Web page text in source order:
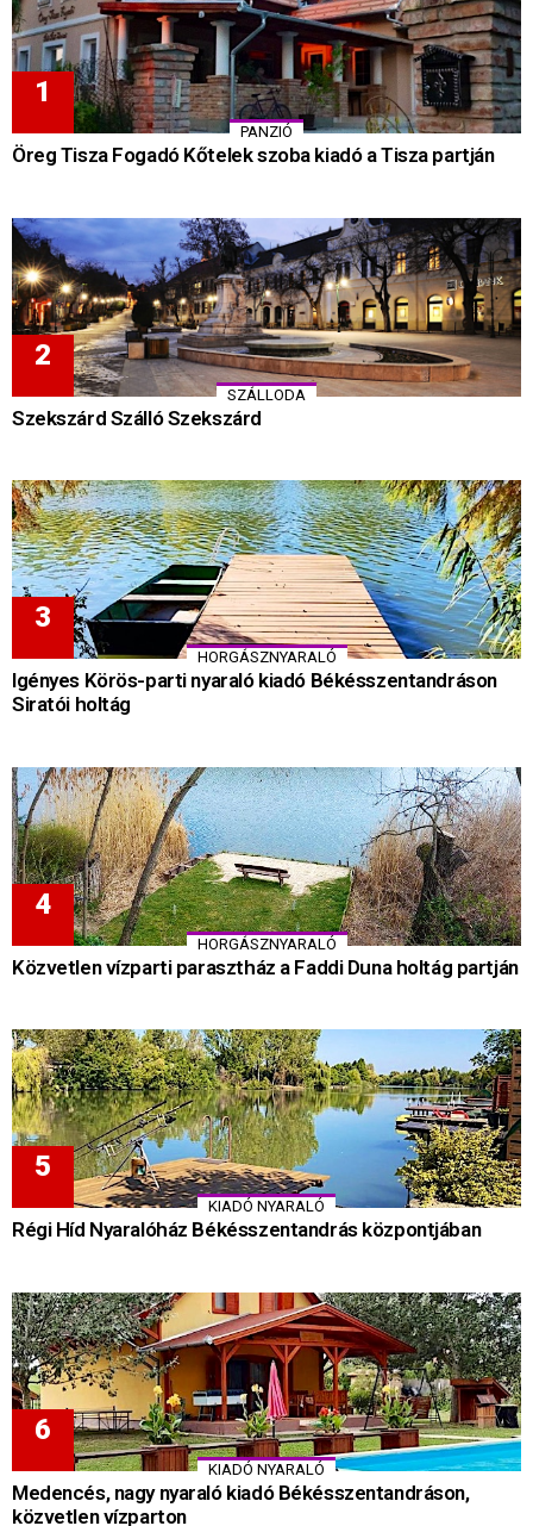
PANZIÓ
Öreg Tisza Fogadó Kőtelek szoba kiadó a Tisza partján
SZÁLLODA
Szekszárd Szálló Szekszárd
HORGÁSZNYARALÓ
Igényes Körös-parti nyaraló kiadó Békésszentandráson
Siratói holtág
HORGÁSZNYARALÓ
Közvetlen vízparti parasztház a Faddi Duna holtág partján
KIADÓ NYARALÓ
Régi Híd Nyaralóház Békésszentandrás központjában
KIADÓ NYARALÓ
Medencés, nagy nyaraló kiadó Békésszentandráson,
közvetlen vízparton